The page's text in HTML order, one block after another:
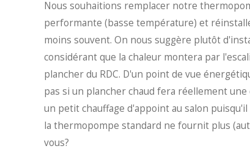
Nous souhaitions remplacer notre
performante (basse température) et
moins souvent. On nous suggère plutôt
considérant que la chaleur montera par
plancher du RDC. D'un point de vue
pas si un plancher chaud fera réellement
un petit chauffage d'appoint au salon
la thermopompe standard ne fournit plus
vous?